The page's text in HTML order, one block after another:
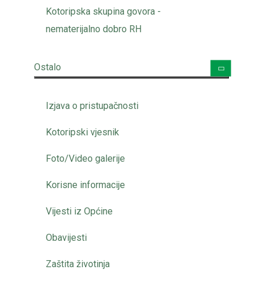
Kotoripska skupina govora -
nematerijalno dobro RH
Ostalo
Izjava o pristupačnosti
Kotoripski vjesnik
Foto/Video galerije
Korisne informacije
Vijesti iz Općine
Obavijesti
Zaštita životinja